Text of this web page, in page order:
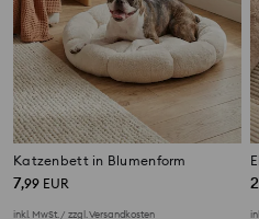
Katzenbett in Blumenform
7,99 EUR
inkl. MwSt. / zzgl.Versandkosten
2